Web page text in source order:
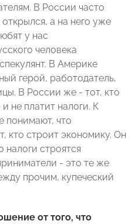
В России часто
а на него уже
у нас
человека
В Америке
герой, работодатель,
В России же - тот, кто
не платит налоги. К
понимают, что
кто строит экономику. Он
налоги строятся
- это те же
прочим, купеческий
от того, что